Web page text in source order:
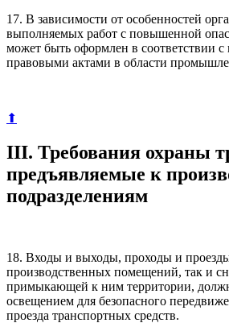
17. В зависимости от особенностей
выполняемых работ с повышенной
может быть оформлен в соответствии
правовыми актами в области
⬆
III. Требования охраны
предъявляемые к
подразделениям
18. Входы и выходы, проходы и
производственных помещений, так и
примыкающей к ним территории,
освещением для безопасного
проезда транспортных средств.